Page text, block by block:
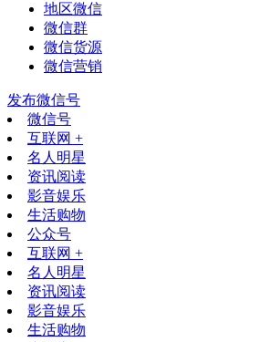
地区微信
微信群
微信货源
微信营销
发布微信号
微信号
互联网 +
名人明星
资讯阅读
影音娱乐
生活购物
公众号
互联网 +
名人明星
资讯阅读
影音娱乐
生活购物